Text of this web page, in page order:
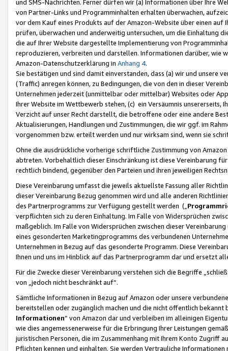
und SMS-Nachrichten. Ferner dürfen wir (a) Informationen über Ihre
von Partner-Links und Programminhalten erhalten überwachen,
vor dem Kauf eines Produkts auf der Amazon-Website über einen
prüfen, überwachen und anderweitig untersuchen, um die Einhaltung
die auf Ihrer Website dargestellte Implementierung von
reproduzieren, verbreiten und darstellen. Informationen darüber, wie
Amazon-Datenschutzerklärung in Anhang 4.
Sie bestätigen und sind damit einverstanden, dass (a) wir und
(Traffic) anregen können, zu Bedingungen, die von den in dieser
Unternehmen jederzeit (unmittelbar oder mittelbar) Websites oder
Ihrer Website im Wettbewerb stehen, (c) ein Versäumnis unsererseits,
Verzicht auf unser Recht darstellt, die betroffene oder eine andere
Aktualisierungen, Handlungen und Zustimmungen, die wir ggf. im
vorgenommen bzw. erteilt werden und nur wirksam sind, wenn sie
Ohne die ausdrückliche vorherige schriftliche Zustimmung von
abtreten. Vorbehaltlich dieser Einschränkung ist diese Vereinbarung
rechtlich bindend, gegenüber den Parteien und ihren jeweiligen
Diese Vereinbarung umfasst die jeweils aktuellste Fassung aller
dieser Vereinbarung Bezug genommen wird und alle anderen
des Partnerprogramms zur Verfügung gestellt werden („
verpflichten sich zu deren Einhaltung. Im Falle von Widersprüchen
maßgeblich. Im Falle von Widersprüchen zwischen dieser
eines gesonderten Marketingprogramms des verbundenen
Unternehmen in Bezug auf das gesonderte Programm. Diese
Ihnen und uns im Hinblick auf das Partnerprogramm dar und ersetzt
Für die Zwecke dieser Vereinbarung verstehen sich die Begriffe
von „jedoch nicht beschränkt auf“.
Sämtliche Informationen in Bezug auf Amazon oder unsere
bereitstellen oder zugänglich machen und die nicht öffentlich
Informationen“ von Amazon dar und verbleiben im alleinigen
wie dies angemessenerweise für die Erbringung Ihrer Leistungen
juristischen Personen, die im Zusammenhang mit Ihrem Konto
Pflichten kennen und einhalten. Sie werden Vertrauliche